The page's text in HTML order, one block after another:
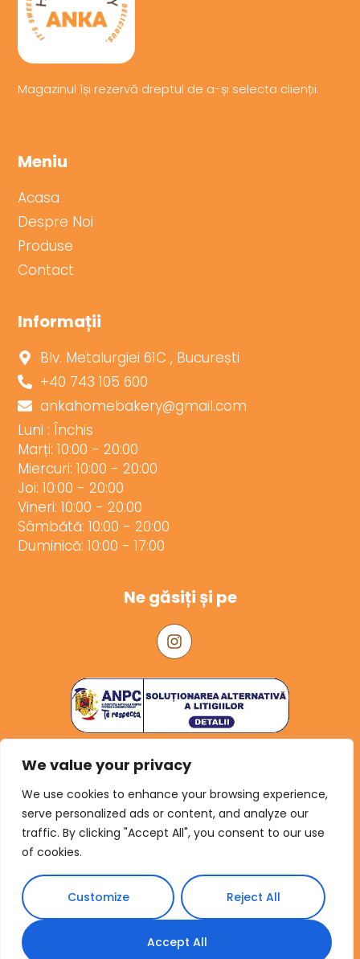
We value your privacy
We use cookies to enhance your browsing experience,
serve personalized ads or content, and analyze our
traffic. By clicking "Accept All", you consent to our use
of cookies.
Customize Reject All
Accept All
Magazinul își rezervă dreptul de a-și selecta clienții.
Meniu
Acasa
Despre Noi
Produse
Contact
Informații
Blv. Metalurgiei 61C , București
+40 743 105 600
ankahomebakery@gmail.com
Luni : Închis
Marți: 10:00 - 20:00
Miercuri: 10:00 - 20:00
Joi: 10:00 - 20:00
Vineri: 10:00 - 20:00
Sâmbătă: 10:00 - 20:00
Duminică: 10:00 - 17:00
Ne găsiți și pe
I
n
s
t
a
g
r
a
m
Politica de confidențialitate
Politica Cookies
Termeni și Condiții
Copyright©2025 Anka Home Bakery, All rights
Made byDigital Network Systems .